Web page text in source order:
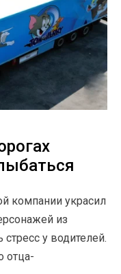
компании украсил
из
у водителей.
отца-